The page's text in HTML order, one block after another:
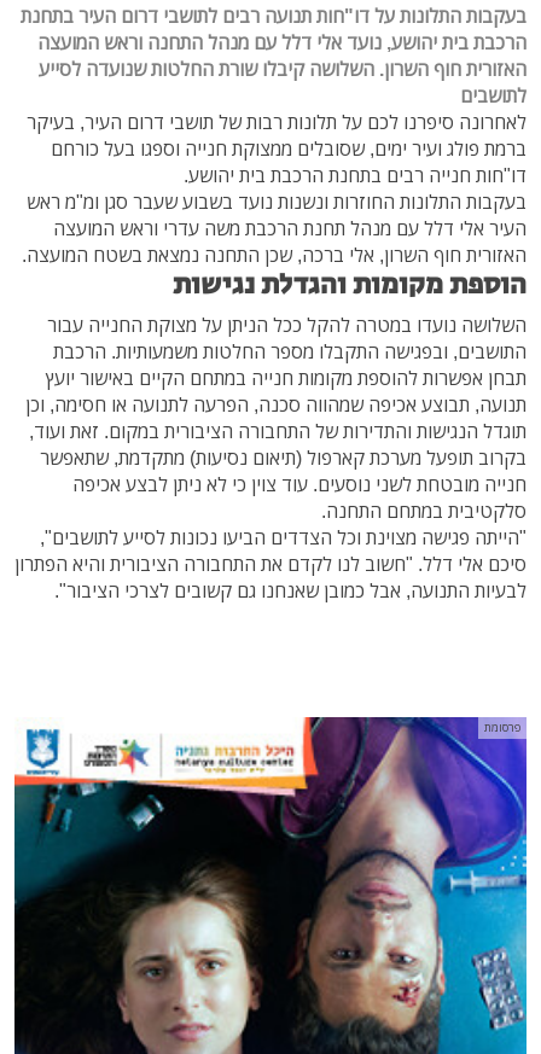
בעקבות התלונות על דו"חות תנועה רבים לתושבי דרום העיר בתחנת
הרכבת בית יהושע, נועד אלי דלל עם מנהל התחנה וראש המועצה
האזורית חוף השרון. השלושה קיבלו שורת החלטות שנועדה לסייע
לתושבים
לאחרונה סיפרנו לכם על תלונות רבות של תושבי דרום העיר, בעיקר
ברמת פולג ועיר ימים, שסובלים ממצוקת חנייה וספגו בעל כורחם
דו"חות חנייה רבים בתחנת הרכבת בית יהושע.
בעקבות התלונות החוזרות ונשנות נועד בשבוע שעבר סגן ומ"מ ראש
העיר אלי דלל עם מנהל תחנת הרכבת משה עדרי וראש המועצה
האזורית חוף השרון, אלי ברכה, שכן התחנה נמצאת בשטח המועצה.
הוספת מקומות והגדלת נגישות
השלושה נועדו במטרה להקל ככל הניתן על מצוקת החנייה עבור
התושבים, ובפגישה התקבלו מספר החלטות משמעותיות. הרכבת
תבחן אפשרות להוספת מקומות חנייה במתחם הקיים באישור יועץ
תנועה, תבוצע אכיפה שמהווה סכנה, הפרעה לתנועה או חסימה, וכן
תוגדל הנגישות והתדירות של התחבורה הציבורית במקום. זאת ועוד,
בקרוב תופעל מערכת קארפול (תיאום נסיעות) מתקדמת, שתאפשר
חנייה מובטחת לשני נוסעים. עוד צוין כי לא ניתן לבצע אכיפה
סלקטיבית במתחם התחנה.
"הייתה פגישה מצוינת וכל הצדדים הביעו נכונות לסייע לתושבים",
סיכם אלי דלל. "חשוב לנו לקדם את התחבורה הציבורית והיא הפתרון
לבעיות התנועה, אבל כמובן שאנחנו גם קשובים לצרכי הציבור".
פרסומת